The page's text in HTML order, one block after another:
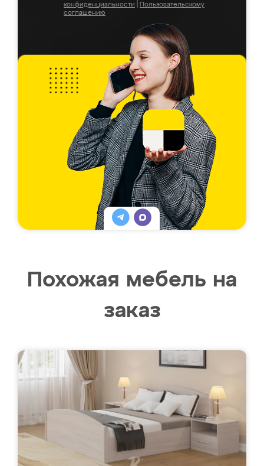
конфиденциальности
Пользовательскому
соглашению
Похожая мебель на
заказ